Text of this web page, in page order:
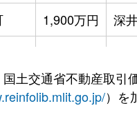
1,900万円 深
1,500万円 深
土交通省不動産取引
）を